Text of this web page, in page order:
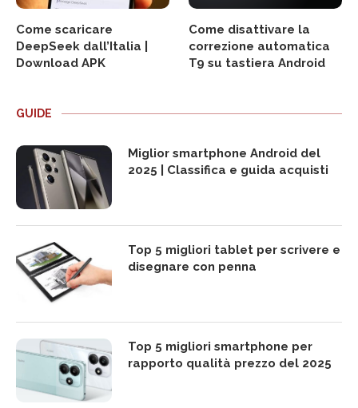
Come scaricare
DeepSeek dall’Italia |
Download APK
Come disattivare la
correzione automatica
T9 su tastiera Android
GUIDE
Miglior smartphone Android del
2025 | Classifica e guida acquisti
Top 5 migliori tablet per scrivere e
disegnare con penna
Top 5 migliori smartphone per
rapporto qualità prezzo del 2025